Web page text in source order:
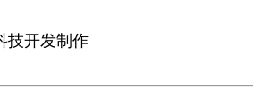
技开发制作